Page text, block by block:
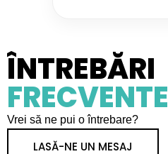
ÎNTREBĂRI
FRECVENTE
Vrei să ne pui o întrebare?
LASĂ-NE UN MESAJ